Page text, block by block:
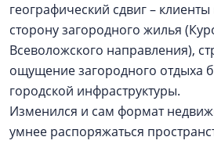
географический сдвиг –
сторону загородного жилья
Всеволожского направления),
ощущение загородного отдыха
городской инфраструктуры.
Изменился и сам формат
умнее распоряжаться